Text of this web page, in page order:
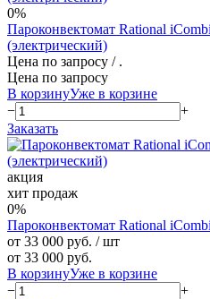
0%
Пароконвектомат Rational
(электрический)
Цена по запросу / .
Цена по запросу
В корзинуУже в корзине
−
+
Заказать
акция
хит продаж
0%
Пароконвектомат Rational
от 33 000 руб. / шт
от 33 000 руб.
В корзинуУже в корзине
−
+